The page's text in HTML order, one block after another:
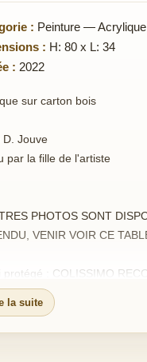
: Peinture — Acrylique
: H: 80 x L: 34
: 2022
sur carton bois
D. Jouve
par la fille de l'artiste
PHOTOS SONT
VENIR VOIR CE
protégé : COLISSIMO
euros
dès réception du
ou remboursé : si le
la suite